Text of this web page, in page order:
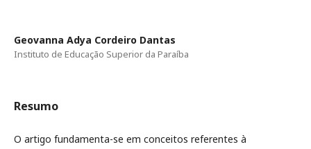
Geovanna Adya Cordeiro Dantas
Instituto de Educação Superior da Paraíba
Resumo
O artigo fundamenta-se em conceitos referentes à